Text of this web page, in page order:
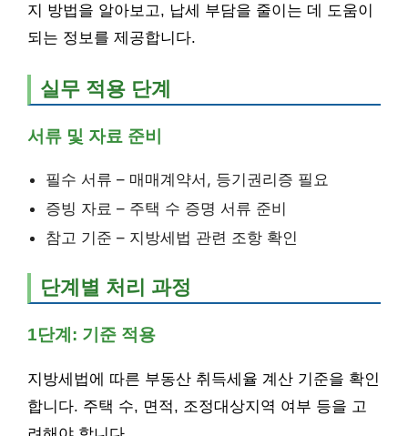
지 방법을 알아보고, 납세 부담을 줄이는 데 도움이
되는 정보를 제공합니다.
실무 적용 단계
서류 및 자료 준비
필수 서류 – 매매계약서, 등기권리증 필요
증빙 자료 – 주택 수 증명 서류 준비
참고 기준 – 지방세법 관련 조항 확인
단계별 처리 과정
1단계: 기준 적용
지방세법에 따른 부동산 취득세율 계산 기준을 확인
합니다. 주택 수, 면적, 조정대상지역 여부 등을 고